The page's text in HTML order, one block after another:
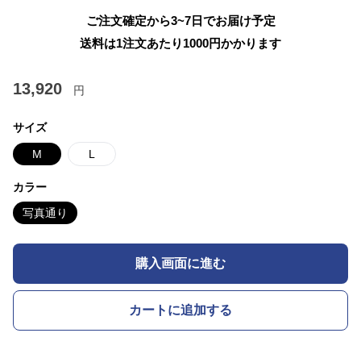
ご注文確定から3~7日でお届け予定
送料は1注文あたり 1000円かかります
13,920 円
サイズ
M L
カラー
写真通り
購入画面に進む
カートに追加する